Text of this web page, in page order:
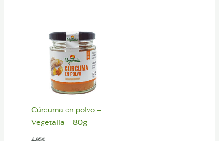
Cúrcuma en polvo –
Vegetalia – 80g
4,95€